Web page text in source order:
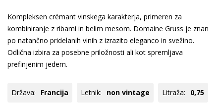
Kompleksen crémant vinskega karakterja, primeren za
kombiniranje z ribami in belim mesom. Domaine Gruss je znan
po natančno pridelanih vinih z izrazito eleganco in svežino.
Odlična izbira za posebne priložnosti ali kot spremljava
prefinjenim jedem.
Država: Francija Letnik: non vintage Litraža: 0,75